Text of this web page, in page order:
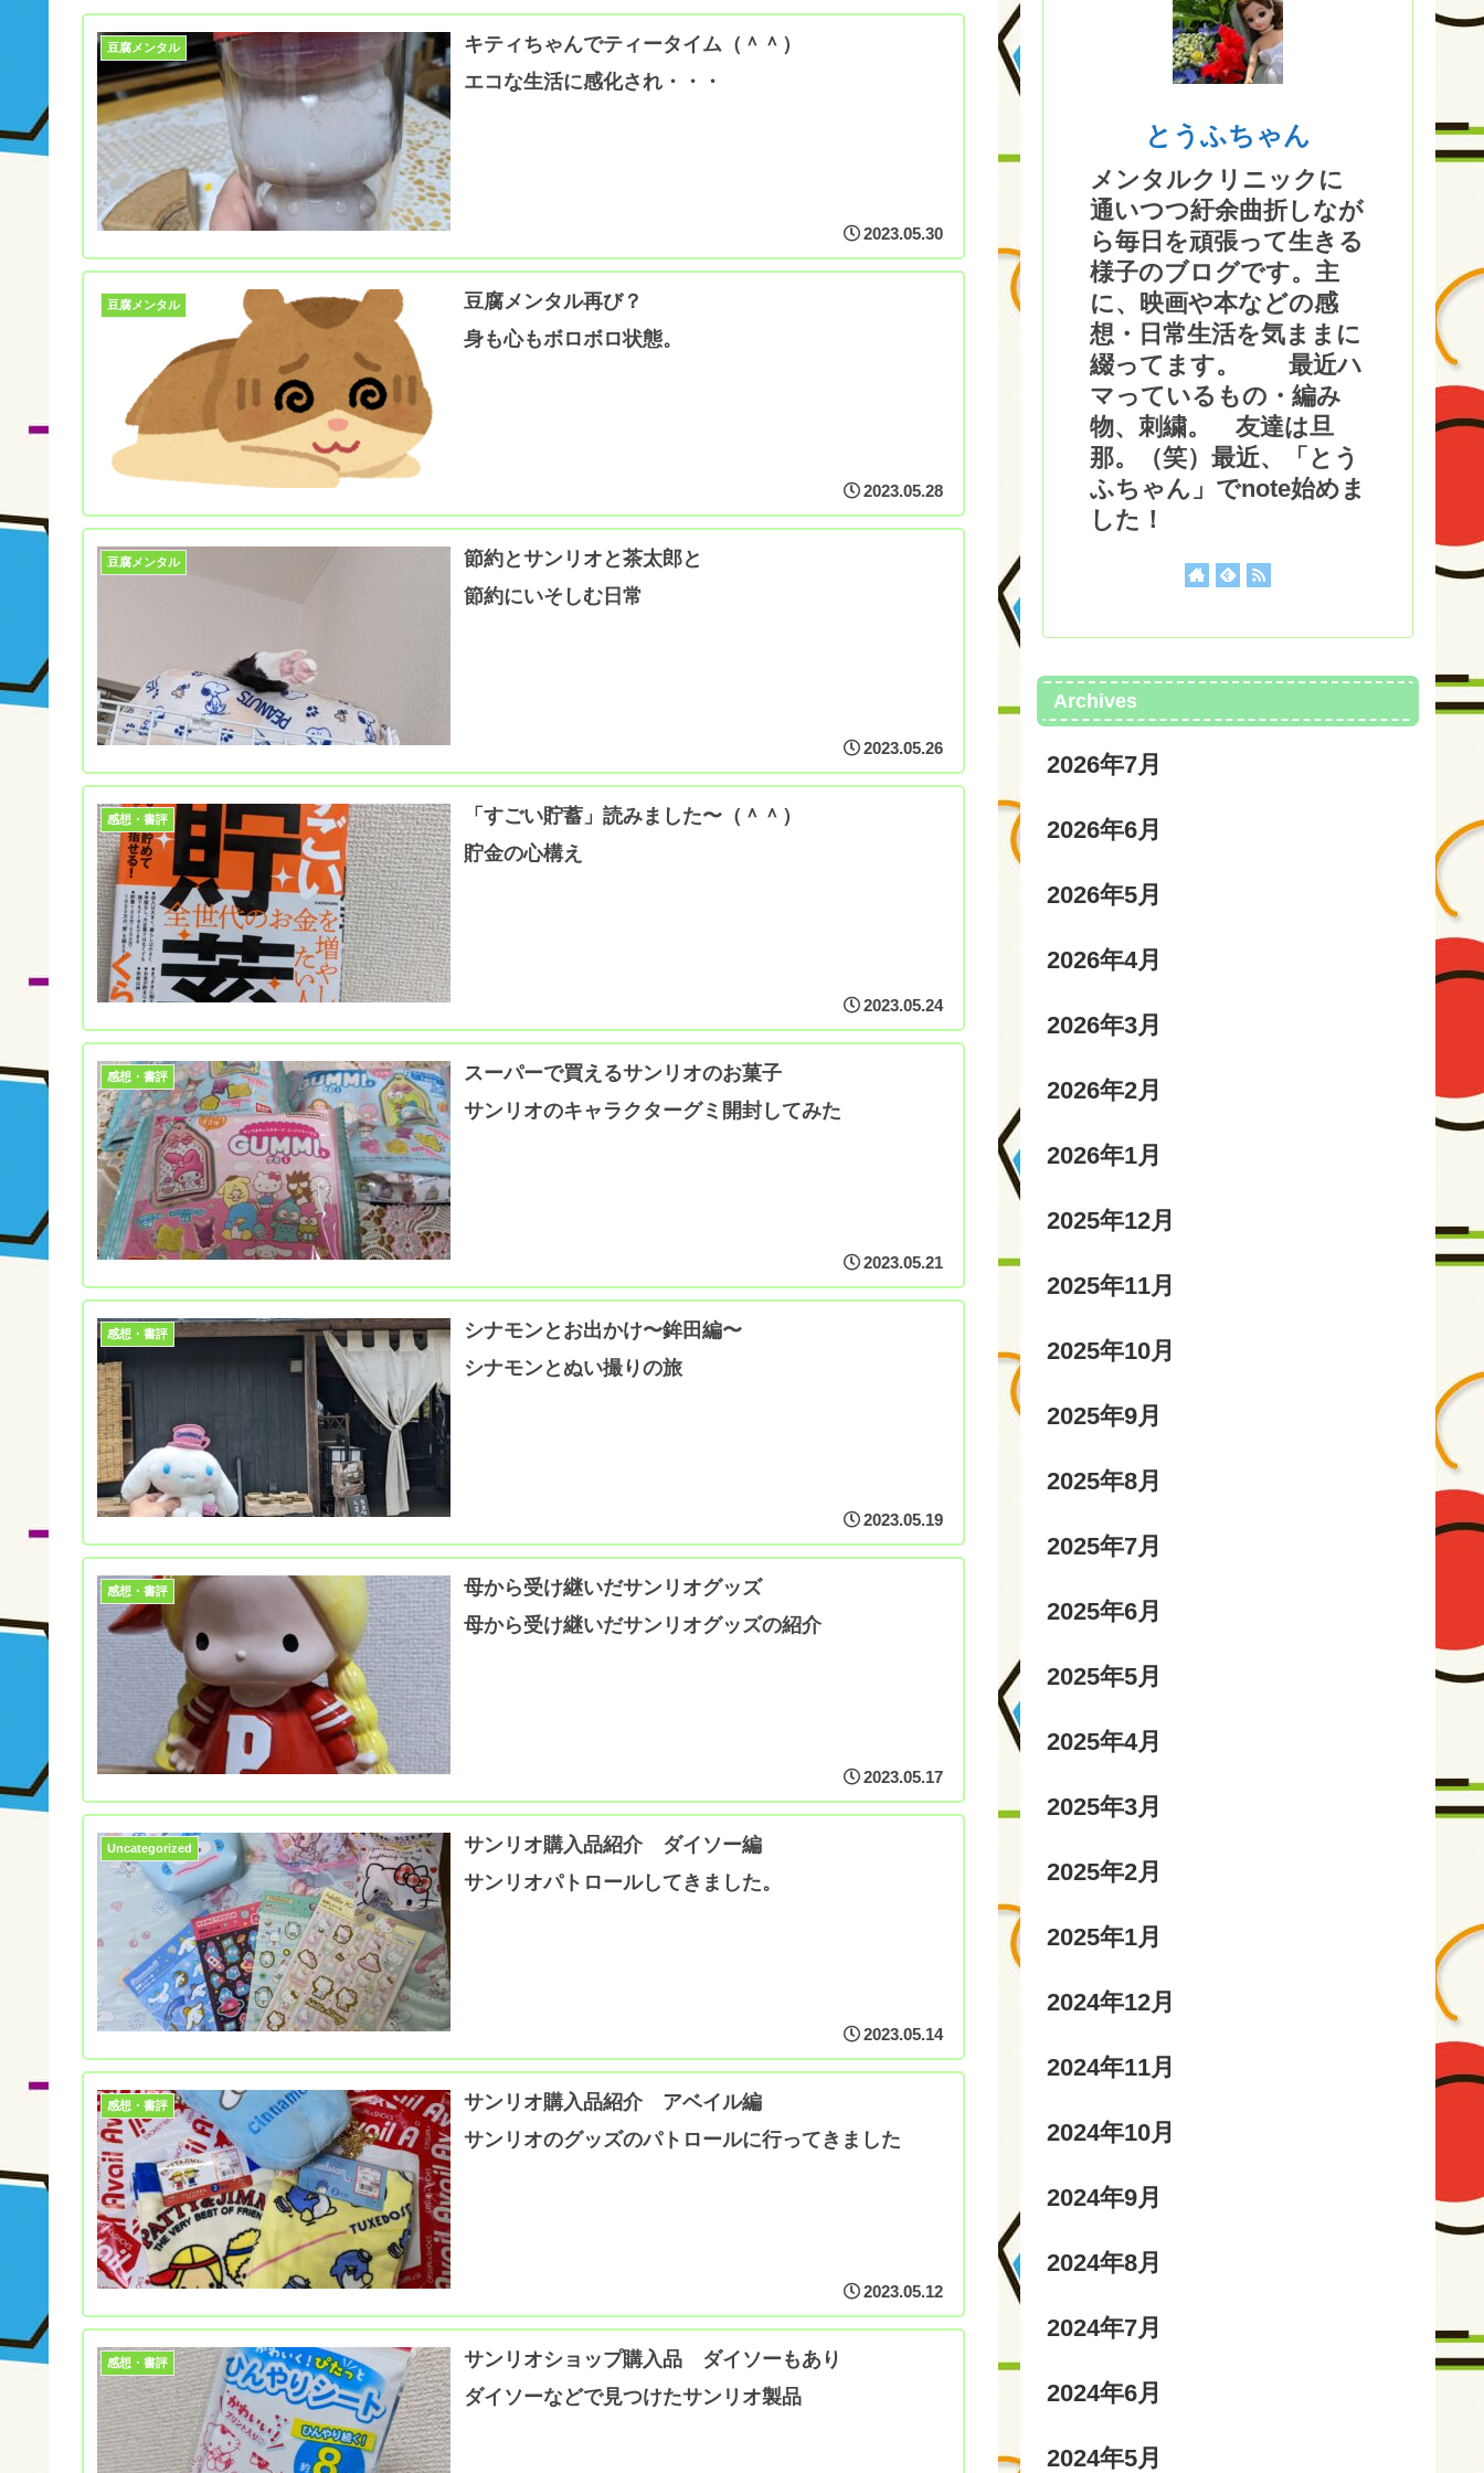
豆腐メンタル
キティちゃんでティータイム（＾＾）
エコな生活に感化され・・・
2023.05.30
豆腐メンタル
豆腐メンタル再び？
身も心もボロボロ状態。
2023.05.28
豆腐メンタル
節約とサンリオと茶太郎と
節約にいそしむ日常
2023.05.26
感想・書評
「すごい貯蓄」読みました〜（＾＾）
貯金の心構え
2023.05.24
感想・書評
スーパーで買えるサンリオのお菓子
サンリオのキャラクターグミ開封してみた
2023.05.21
感想・書評
シナモンとお出かけ〜鉾田編〜
シナモンとぬい撮りの旅
2023.05.19
感想・書評
母から受け継いだサンリオグッズ
母から受け継いだサンリオグッズの紹介
2023.05.17
Uncategorized
サンリオ購入品紹介 ダイソー編
サンリオパトロールしてきました。
2023.05.14
感想・書評
サンリオ購入品紹介 アベイル編
サンリオのグッズのパトロールに行ってきました
2023.05.12
感想・書評
サンリオショップ購入品 ダイソーもあり
ダイソーなどで見つけたサンリオ製品
とうふちゃん
メンタルクリニックに
通いつつ紆余曲折しなが
ら毎日を頑張って生きる
様子のブログです。主
に、映画や本などの感
想・日常生活を気ままに
綴ってます。 最近ハ
マっているもの・編み
物、刺繍。 友達は旦
那。（笑）最近、「とう
ふちゃん」でnote始めま
した！
Archives
2026年7月
2026年6月
2026年5月
2026年4月
2026年3月
2026年2月
2026年1月
2025年12月
2025年11月
2025年10月
2025年9月
2025年8月
2025年7月
2025年6月
2025年5月
2025年4月
2025年3月
2025年2月
2025年1月
2024年12月
2024年11月
2024年10月
2024年9月
2024年8月
2024年7月
2024年6月
2024年5月